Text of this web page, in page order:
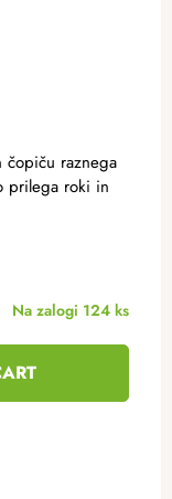
Na zalogi 124 ks
raznega
prilega roki in